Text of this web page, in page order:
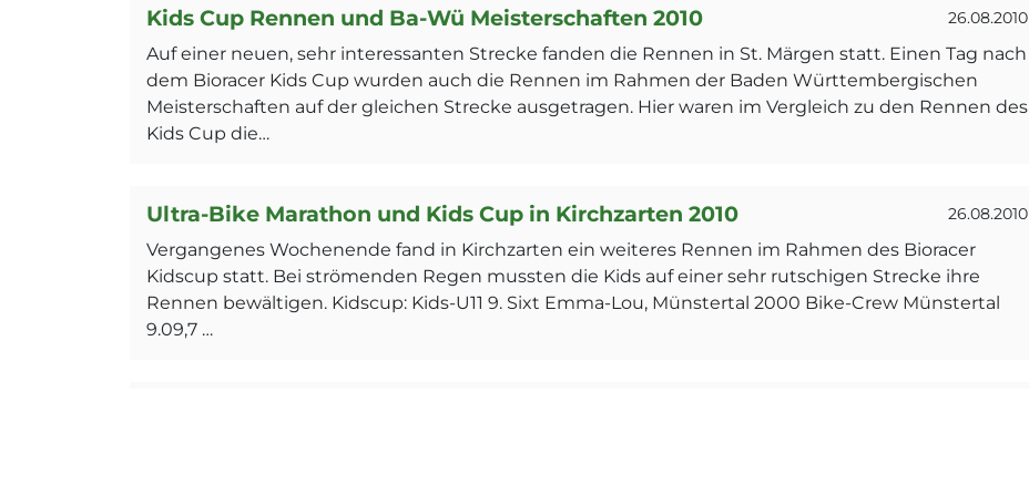
26.08.2010
Kids Cup Rennen und Ba-Wü Meisterschaften 2010
Auf einer neuen, sehr interessanten Strecke fanden die Rennen in St. Märgen statt. Einen Tag nach
dem Bioracer Kids Cup wurden auch die Rennen im Rahmen der Baden Württembergischen
Meisterschaften auf der gleichen Strecke ausgetragen. Hier waren im Vergleich zu den Rennen des
Kids Cup die…
26.08.2010
Ultra-Bike Marathon und Kids Cup in Kirchzarten 2010
Vergangenes Wochenende fand in Kirchzarten ein weiteres Rennen im Rahmen des Bioracer
Kidscup statt. Bei strömenden Regen mussten die Kids auf einer sehr rutschigen Strecke ihre
Rennen bewältigen. Kidscup: Kids-U11 9. Sixt Emma-Lou, Münstertal 2000 Bike-Crew Münstertal
9.09,7 …